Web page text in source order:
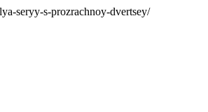
seryy-s-prozrachnoy-dvertsey/